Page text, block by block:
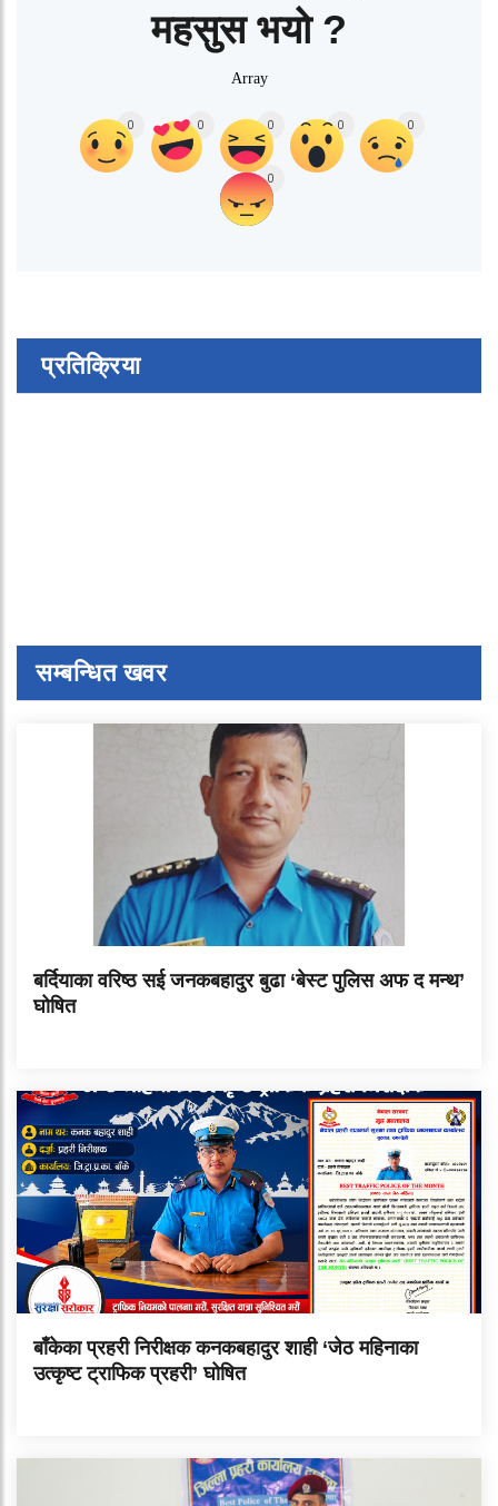
महसुस भयो ?
Array
0 0 0 0 0
0
प्रतिक्रिया
सम्बन्धित खवर
बर्दियाका वरिष्ठ सई जनकबहादुर बुढा ‘बेस्ट पुलिस अफ द मन्थ’
घोषित
बाँकेका प्रहरी निरीक्षक कनकबहादुर शाही ‘जेठ महिनाका
उत्कृष्ट ट्राफिक प्रहरी’ घोषित